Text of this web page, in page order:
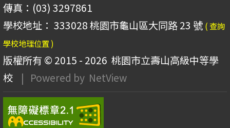
傳真：(03) 3297861
學校地址： 333028 桃園市龜山區大同路 23 號 ( 查詢
學校地理位置 )
版權所有 © 2015 - 2026 桃園市立壽山高級中等學
校
| Powered by NetView